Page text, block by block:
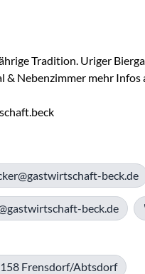
Tradition. Uriger
& Nebenzimmer mehr Infos
beck.de
beck.de
Frensdorf/Abtsdorf